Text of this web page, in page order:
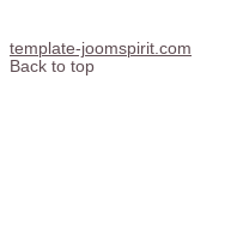
template-joomspirit.com
Back to top